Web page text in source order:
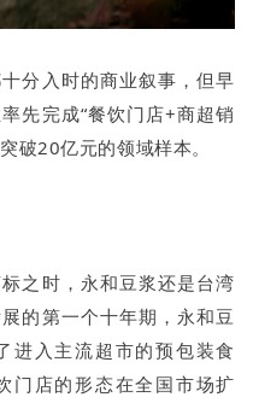
分入时的商业叙事，但早
先完成“餐饮门店+商超销
破20亿元的领域样本。
之时，永和豆浆还是台湾
的第一个十年期，永和豆
进入主流超市的预包装食
门店的形态在全国市场扩